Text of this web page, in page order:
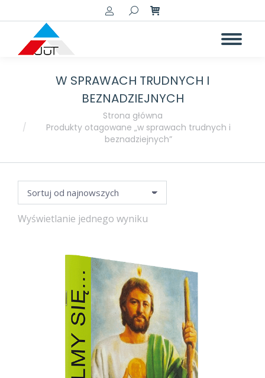
Szukaj:
W SPRAWACH TRUDNYCH I
BEZNADZIEJNYCH
Strona główna
Produkty otagowane „w sprawach trudnych i
beznadziejnych”
Wyświetlanie jednego wyniku